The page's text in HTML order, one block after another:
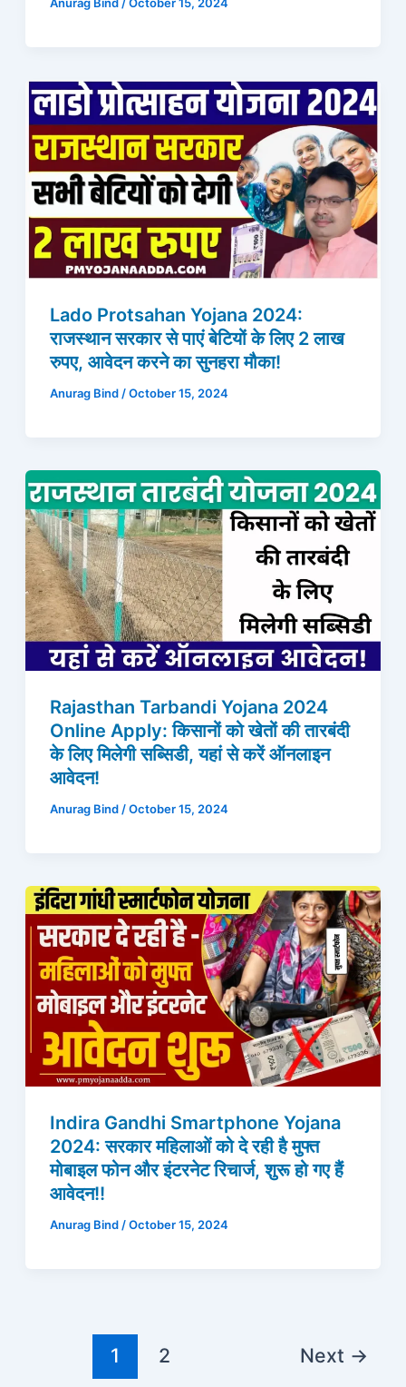
Anurag Bind / October 15, 2024
Lado Protsahan Yojana 2024:
राजस्थान सरकार से पाएं बेटियों के लिए 2 लाख
रुपए, आवेदन करने का सुनहरा मौका!
Anurag Bind /October 15, 2024
Rajasthan Tarbandi Yojana 2024
Online Apply: किसानों को खेतों की तारबंदी
के लिए मिलेगी सब्सिडी, यहां से करें ऑनलाइन
आवेदन!
Anurag Bind /October 15, 2024
Indira Gandhi Smartphone Yojana
2024: सरकार महिलाओं को दे रही है मुफ्त
मोबाइल फोन और इंटरनेट रिचार्ज, शुरू हो गए हैं
आवेदन!!
Anurag Bind /October 15, 2024
1 2 Next →